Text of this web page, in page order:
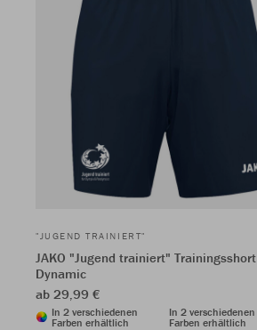
"JUGEND TRAINIERT"
JAKO "Jugend trainiert" Trainingsshort
Dynamic
ab 29,99 €
In 2 verschiedenen
Farben erhältlich
In 2 verschiedenen
Farben erhältlich